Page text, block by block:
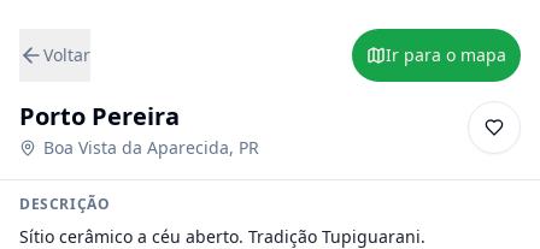
Voltar Ir para o mapa
Porto Pereira
Boa Vista da Aparecida, PR
DESCRIÇÃO
Sítio cerâmico a céu aberto. Tradição Tupiguarani.